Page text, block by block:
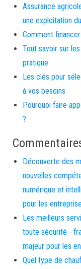
Assurance
une exploitation
Comment
Tout savoir sur
pratique
Les clés pour
à vos besoins
Pourquoi faire
?
Découverte des
nouvelles
numérique et
pour les
Les meilleurs
toute sécurité -
majeur pour les
Quel type de